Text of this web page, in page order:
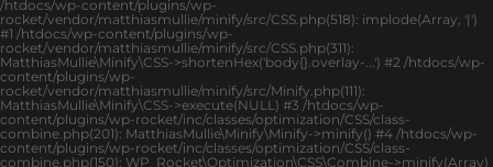
/htdocs/wp-content/plugins/wp-
rocket/vendor/matthiasmullie/minify/src/CSS.php(518): implode(Array, '|')
#1 /htdocs/wp-content/plugins/wp-
rocket/vendor/matthiasmullie/minify/src/CSS.php(311):
MatthiasMullie\Minify\CSS->shortenHex('body{}.overlay-...') #2 /htdocs/wp-
content/plugins/wp-
rocket/vendor/matthiasmullie/minify/src/Minify.php(111):
MatthiasMullie\Minify\CSS->execute(NULL) #3 /htdocs/wp-
content/plugins/wp-rocket/inc/classes/optimization/CSS/class-
combine.php(201): MatthiasMullie\Minify\Minify->minify() #4 /htdocs/wp-
content/plugins/wp-rocket/inc/classes/optimization/CSS/class-
combine.php(150): WP_Rocket\Optimization\CSS\Combine->minify(Array)